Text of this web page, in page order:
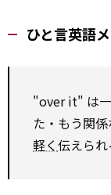
ひと言英語
"over it" は
た・もう関
軽く伝えられ